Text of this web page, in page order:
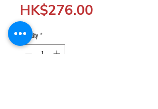
HK$276.00
Quantity *